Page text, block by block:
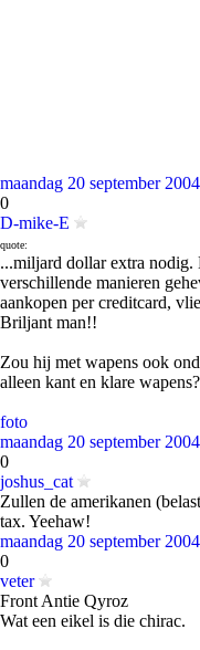
maandag 20 september
0
D-mike-E
quote:
...miljard dollar extra nodig.
verschillende manieren
aankopen per creditcard,
Briljant man!!
Zou hij met wapens ook
alleen kant en klare wapens?
foto
maandag 20 september
0
joshus_cat
Zullen de amerikanen
tax. Yeehaw!
maandag 20 september
0
veter
Front Antie Qyroz
Wat een eikel is die chirac.